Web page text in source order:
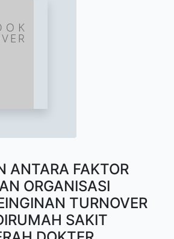
ANTARA FAKTOR
ORGANISASI
TURNOVER
SAKIT